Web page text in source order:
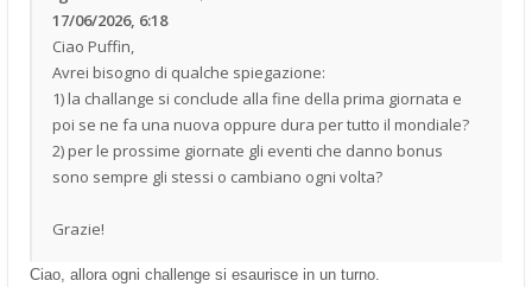
17/06/2026, 6:18
Ciao Puffin,
Avrei bisogno di qualche spiegazione:
1) la challange si conclude alla fine della prima giornata e
poi se ne fa una nuova oppure dura per tutto il mondiale?
2) per le prossime giornate gli eventi che danno bonus
sono sempre gli stessi o cambiano ogni volta?
Grazie!
Ciao, allora ogni challenge si esaurisce in un turno.